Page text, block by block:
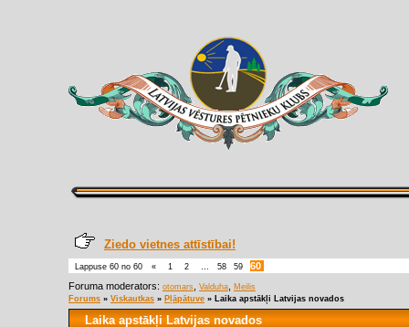
Ziedo vietnes attīstībai!
Lappuse 60 no 60 « 1 2 … 58 59
60
Foruma moderators: otomars Valduha
Meilis
Forums » Viskautkas » Pļāpātuve » Laika apstākļi Latvijas novados
Laika apstākļi Latvijas novados